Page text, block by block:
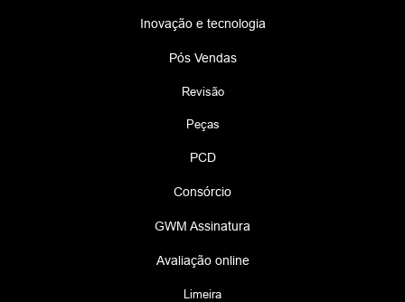
Inovação e tecnologia
Pós Vendas
Revisão
Peças
PCD
Consórcio
GWM Assinatura
Avaliação online
Limeira